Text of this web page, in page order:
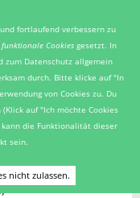
fortlaufend verbessern zu
Cookiesgesetzt. In
zum Datenschutz allgemein
durch. Bitte klicke auf "In
von Cookies zu. Du
auf "Ich möchte Cookies
die Funktionalität dieser
sein.
nicht zulassen.
MAINZ